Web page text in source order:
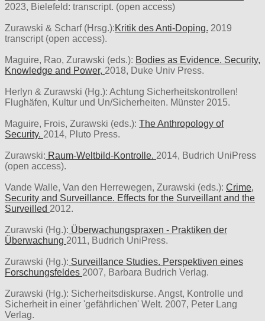
2023, Bielefeld: transcript. (open access)
Zurawski & Scharf (Hrsg.):Kritik des Anti-Doping. 2019
transcript (open access).
Maguire, Rao, Zurawski (eds.): Bodies as Evidence. Security,
Knowledge and Power, 2018, Duke Univ Press.
Herlyn & Zurawski (Hg.): Achtung Sicherheitskontrollen!
Flughäfen, Kultur und Un/Sicherheiten. Münster 2015.
Maguire, Frois, Zurawski (eds.): The Anthropology of
Security. 2014, Pluto Press.
Zurawski: Raum-Weltbild-Kontrolle. 2014, Budrich UniPress
(open access).
Vande Walle, Van den Herrewegen, Zurawski (eds.): Crime,
Security and Surveillance. Effects for the Surveillant and the
Surveilled 2012.
Zurawski (Hg.): Überwachungspraxen - Praktiken der
Überwachung 2011, Budrich UniPress.
Zurawski (Hg.): Surveillance Studies. Perspektiven eines
Forschungsfeldes 2007, Barbara Budrich Verlag.
Zurawski (Hg.): Sicherheitsdiskurse. Angst, Kontrolle und
Sicherheit in einer 'gefährlichen' Welt. 2007, Peter Lang
Verlag.